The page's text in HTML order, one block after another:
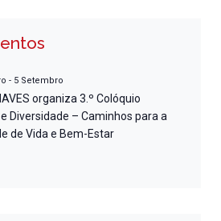
- 5 Setembro
organiza 3.º Colóquio
e Diversidade – Caminhos para a
de Vida e Bem-Estar